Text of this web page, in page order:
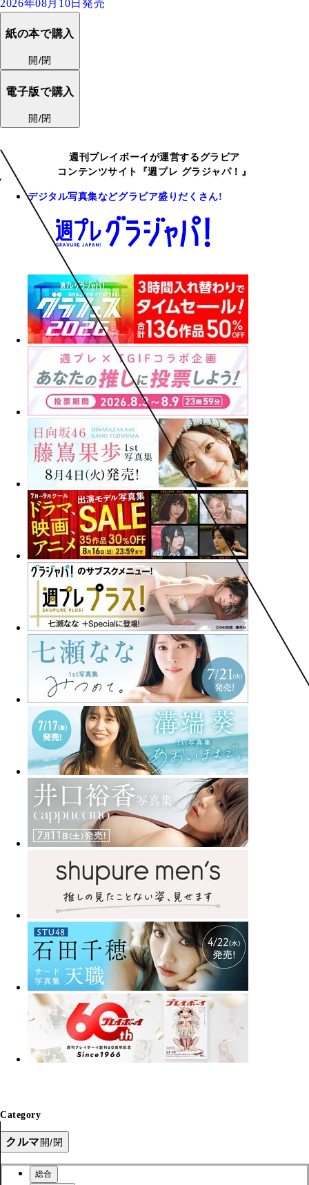
2026年08月10日発売
紙の本で購入
開/閉
電子版で購入
開/閉
週刊プレイボーイが運営するグラビア
コンテンツサイト『週プレ グラジャパ！』
デジタル写真集などグラビア盛りだくさん!
Category
クルマ開/閉
総合